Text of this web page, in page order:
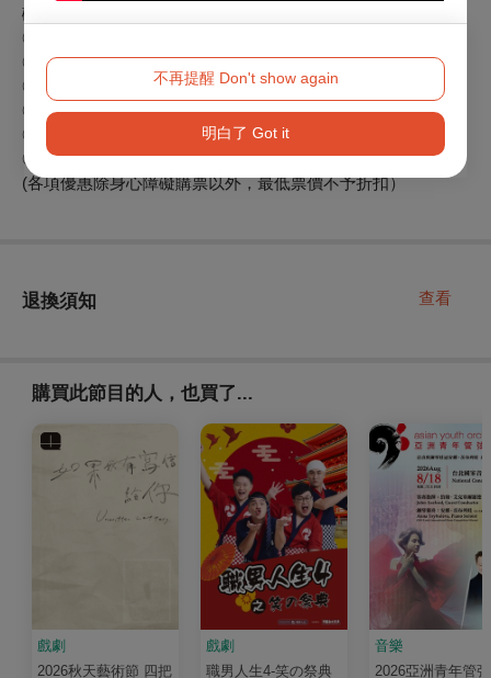
不再提醒 Don't show again
明白了 Got it
礙手冊，陪同者與身障者需同時入場
◎兩廳院會員9折
◎歌劇院會員9折
◎衛武營會員9折
◎軍警、65歲以上9折(入場時請出示有效證件)
◎持學生證7折
(入場時請出示有效證件)
◎團體購票：3人以上9折、5人以上8折、10人以上6折
(各項優惠除身心障礙購票以外，最低票價不予折扣）
退換須知 查看
購買此節目的人，也買了...
戲劇
2026秋天藝術節 四把
戲劇
職男人生4-笑の祭典
音樂
2026亞洲青年管